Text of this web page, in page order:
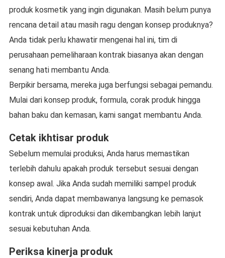
produk kosmetik yang ingin digunakan. Masih belum punya
rencana detail atau masih ragu dengan konsep produknya?
Anda tidak perlu khawatir mengenai hal ini, tim di
perusahaan pemeliharaan kontrak biasanya akan dengan
senang hati membantu Anda.
Berpikir bersama, mereka juga berfungsi sebagai pemandu.
Mulai dari konsep produk, formula, corak produk hingga
bahan baku dan kemasan, kami sangat membantu Anda.
Cetak ikhtisar produk
Sebelum memulai produksi, Anda harus memastikan
terlebih dahulu apakah produk tersebut sesuai dengan
konsep awal. Jika Anda sudah memiliki sampel produk
sendiri, Anda dapat membawanya langsung ke pemasok
kontrak untuk diproduksi dan dikembangkan lebih lanjut
sesuai kebutuhan Anda.
Periksa kinerja produk